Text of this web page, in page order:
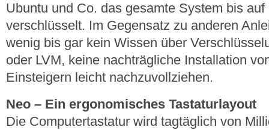
Ubuntu und Co. das gesamte System bis
verschlüsselt. Im Gegensatz zu anderen
wenig bis gar kein Wissen über
oder LVM, keine nachträgliche Installation
Einsteigern leicht nachzuvollziehen.
Neo – Ein ergonomisches Tastaturlayout
Die Computertastatur wird tagtäglich von